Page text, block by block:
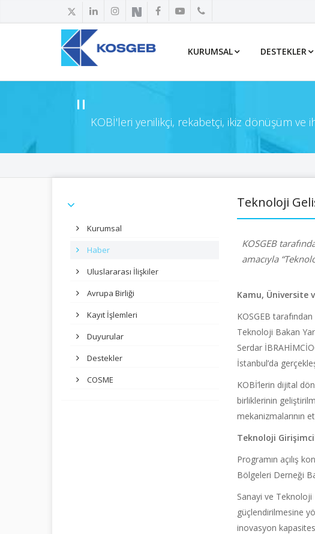
KURUMSAL DESTEKLER
KOBİ'leri yenilikçi, rekabetçi, ikiz dönüşüm ve
Kurumsal
Haber
Uluslararası İlişkiler
Avrupa Birliği
Kayıt İşlemleri
Duyurular
Destekler
COSME
Teknoloji
KOSGEB
amacıyla
Kamu, Üniversite
KOSGEB
Teknoloji Bakan
Serdar
İstanbul’da
KOBİ’lerin dijital
birliklerinin
mekanizmalarının
Teknoloji
Programın açılış
Bölgeleri Derneği
Sanayi ve Teknoloji
güçlendirilmesine
inovasyon